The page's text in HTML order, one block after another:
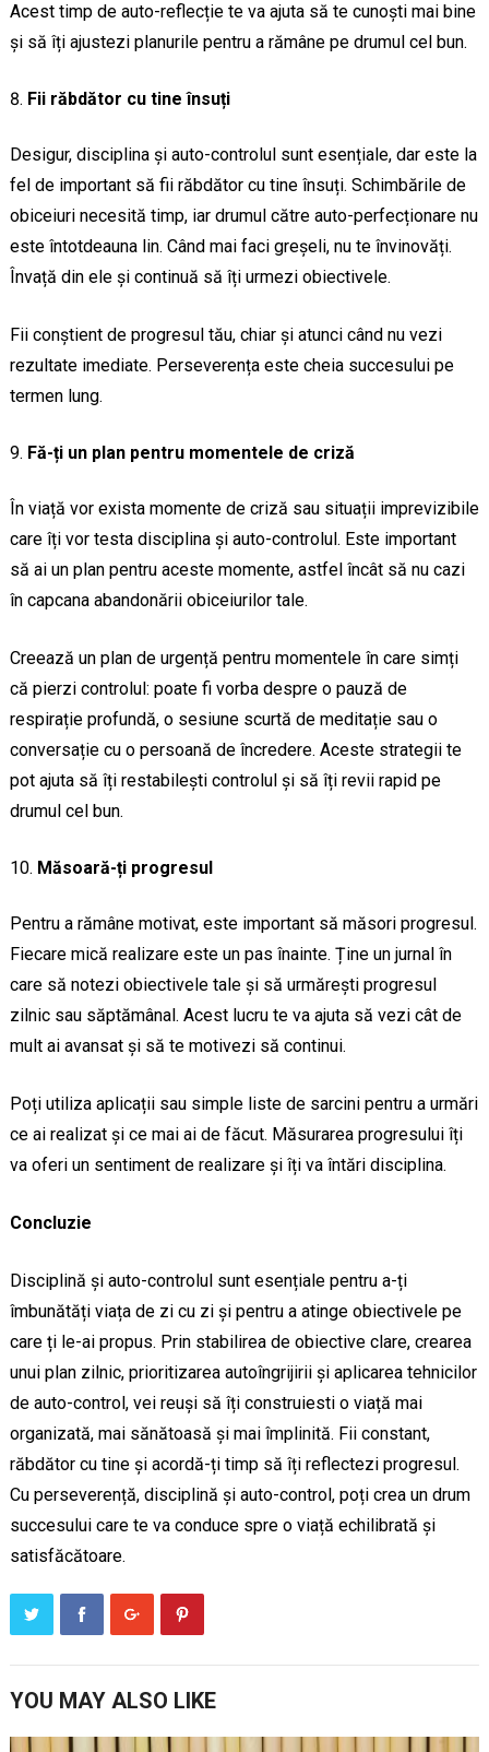
Acest timp de auto-reflecție te va ajuta să te cunoști mai bine
și să îți ajustezi planurile pentru a rămâne pe drumul cel bun.
Fii răbdător cu tine însuți
Desigur, disciplina și auto-controlul sunt esențiale, dar este la
fel de important să fii răbdător cu tine însuți. Schimbările de
obiceiuri necesită timp, iar drumul către auto-perfecționare nu
este întotdeauna lin. Când mai faci greșeli, nu te învinovăți.
Învață din ele și continuă să îți urmezi obiectivele.
Fii conștient de progresul tău, chiar și atunci când nu vezi
rezultate imediate. Perseverența este cheia succesului pe
termen lung.
Fă-ți un plan pentru momentele de criză
În viață vor exista momente de criză sau situații imprevizibile
care îți vor testa disciplina și auto-controlul. Este important
să ai un plan pentru aceste momente, astfel încât să nu cazi
în capcana abandonării obiceiurilor tale.
Creează un plan de urgență pentru momentele în care simți
că pierzi controlul: poate fi vorba despre o pauză de
respirație profundă, o sesiune scurtă de meditație sau o
conversație cu o persoană de încredere. Aceste strategii te
pot ajuta să îți restabilești controlul și să îți revii rapid pe
drumul cel bun.
Măsoară-ți progresul
Pentru a rămâne motivat, este important să măsori progresul.
Fiecare mică realizare este un pas înainte. Ține un jurnal în
care să notezi obiectivele tale și să urmărești progresul
zilnic sau săptămânal. Acest lucru te va ajuta să vezi cât de
mult ai avansat și să te motivezi să continui.
Poți utiliza aplicații sau simple liste de sarcini pentru a urmări
ce ai realizat și ce mai ai de făcut. Măsurarea progresului îți
va oferi un sentiment de realizare și îți va întări disciplina.
Concluzie
Disciplină și auto-controlul sunt esențiale pentru a-ți
îmbunătăți viața de zi cu zi și pentru a atinge obiectivele pe
care ți le-ai propus. Prin stabilirea de obiective clare, crearea
unui plan zilnic, prioritizarea autoîngrijirii și aplicarea tehnicilor
de auto-control, vei reuși să îți construiesti o viață mai
organizată, mai sănătoasă și mai împlinită. Fii constant,
răbdător cu tine și acordă-ți timp să îți reflectezi progresul.
Cu perseverență, disciplină și auto-control, poți crea un drum
succesului care te va conduce spre o viață echilibrată și
satisfăcătoare.
YOU MAY ALSO LIKE